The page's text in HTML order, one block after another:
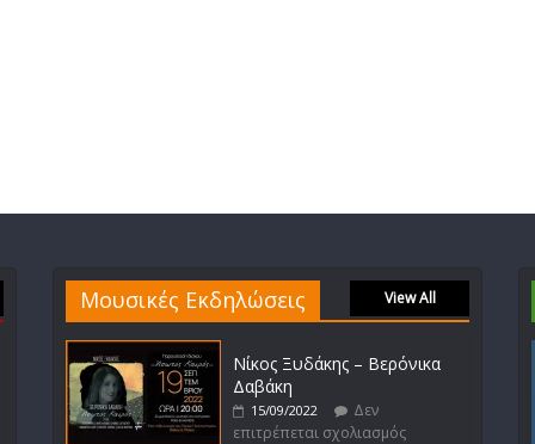
Μουσικές Εκδηλώσεις View All
Νίκος Ξυδάκης – Βερόνικα
Δαβάκη
15/09/2022
Δεν
επιτρέπεται σχολιασμός